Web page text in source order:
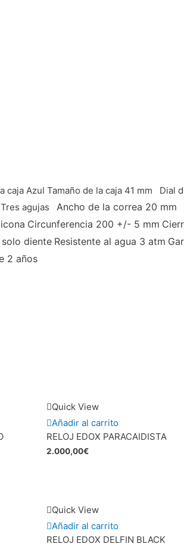
caja Azul Tamaño de la caja 41 mm Dial
agujas Ancho de la correa 20 mm
Circunferencia 200 +/- 5 mm
diente Resistente al agua 3 atm
2 años
Quick View
Añadir al carrito
RELOJ EDOX PARACAIDISTA
2.000,00€
Quick View
Añadir al carrito
RELOJ EDOX DELFIN BLACK